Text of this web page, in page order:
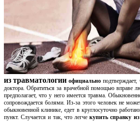
из травматологии официально
доктора. Обратиться за врачебной помощью вправе
предполагает, что у него имеется травма.
сопровождается болями. Из-за этого человек не
обыкновенной клинике, едет в круглосуточно
пункт. Случается и так, что легчекупить справку